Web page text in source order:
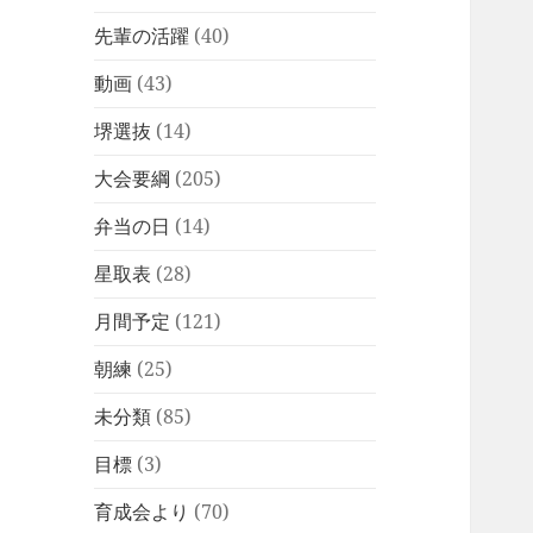
先輩の活躍 (40)
動画 (43)
堺選抜 (14)
大会要綱 (205)
弁当の日 (14)
星取表 (28)
月間予定 (121)
朝練 (25)
未分類 (85)
目標 (3)
育成会より (70)